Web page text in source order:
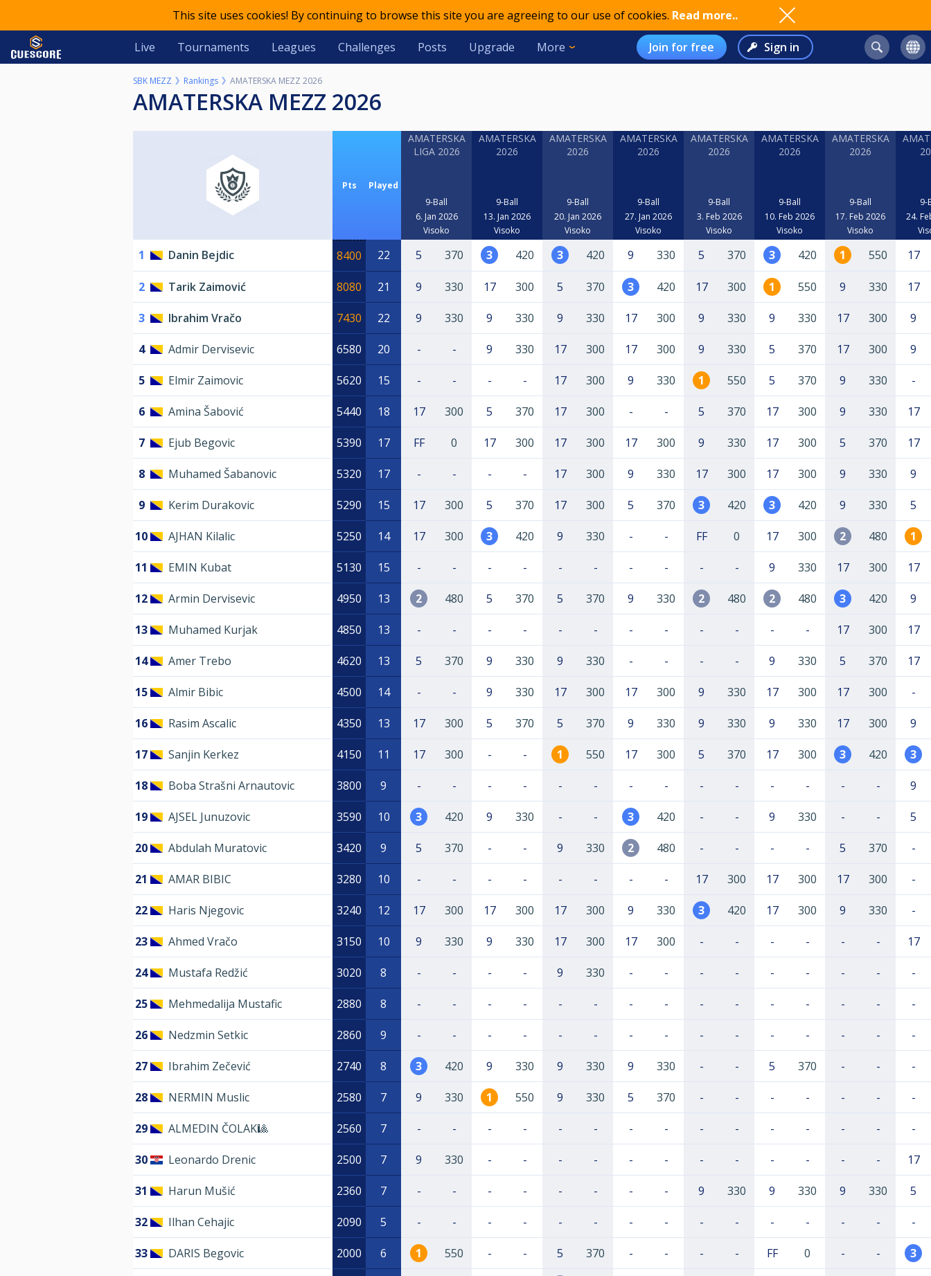
This site uses cookies! By continuing to browse this site you are agreeing to our use of cookies. Read more..
Live Tournaments Leagues Challenges Posts Upgrade More Join for free Sign in
SBK MEZZ Rankings AMATERSKA MEZZ 2026
AMATERSKA MEZZ 2026
Pts Played
AMATERSKA
LIGA 2026
9-Ball
6. Jan 2026
Visoko
AMATERSKA
2026
9-Ball
13. Jan 2026
Visoko
AMATERSKA
2026
9-Ball
20. Jan 2026
Visoko
AMATERSKA
2026
9-Ball
27. Jan 2026
Visoko
AMATERSKA
2026
9-Ball
3. Feb 2026
Visoko
AMATERSKA
2026
9-Ball
10. Feb 2026
Visoko
AMATERSKA
2026
9-Ball
17. Feb 2026
Visoko
9-
24.
1 Danin Bejdic 8400 22 5 370 3 420 3 420 9 330 5 370 3 420 1 550 17
2 Tarik Zaimović 8080 21 9 330 17 300 5 370 3 420 17 300 1 550 9 330 17
3 Ibrahim Vračo 7430 22 9 330 9 330 9 330 17 300 9 330 9 330 17 300 9
4 Admir Dervisevic 6580 20 - - 9 330 17 300 17 300 9 330 5 370 17 300 9
5 Elmir Zaimovic 5620 15 - - - - 17 300 9 330 1 550 5 370 9 330 -
6 Amina Šabović 5440 18 17 300 5 370 17 300 - - 5 370 17 300 9 330 17
7 Ejub Begovic 5390 17 FF 0 17 300 17 300 17 300 9 330 17 300 5 370 17
8 Muhamed Šabanovic 5320 17 - - - - 17 300 9 330 17 300 17 300 9 330 9
9 Kerim Durakovic 5290 15 17 300 5 370 17 300 5 370 3 420 3 420 9 330 5
10 AJHAN Kilalic 5250 14 17 300 3 420 9 330 - - FF 0 17 300 2 480 1
11 EMIN Kubat 5130 15 - - - - - - - - - - 9 330 17 300 17
12 Armin Dervisevic 4950 13 2 480 5 370 5 370 9 330 2 480 2 480 3 420 9
13 Muhamed Kurjak 4850 13 - - - - - - - - - - - - 17 300 17
14 Amer Trebo 4620 13 5 370 9 330 9 330 - - - - 9 330 5 370 17
15 Almir Bibic 4500 14 - - 9 330 17 300 17 300 9 330 17 300 17 300 -
16 Rasim Ascalic 4350 13 17 300 5 370 5 370 9 330 9 330 9 330 17 300 9
17 Sanjin Kerkez 4150 11 17 300 - - 1 550 17 300 5 370 17 300 3 420 3
18 Boba Strašni Arnautovic 3800 9 - - - - - - - - - - - - - - 9
19 AJSEL Junuzovic 3590 10 3 420 9 330 - - 3 420 - - 9 330 - - 5
20 Abdulah Muratovic 3420 9 5 370 - - 9 330 2 480 - - - - 5 370 -
21 AMAR BIBIC 3280 10 - - - - - - - - 17 300 17 300 17 300 -
22 Haris Njegovic 3240 12 17 300 17 300 17 300 9 330 3 420 17 300 9 330 -
23 Ahmed Vračo 3150 10 9 330 9 330 17 300 17 300 - - - - - - 17
24 Mustafa Redžić 3020 8 - - - - 9 330 - - - - - - - - -
25 Mehmedalija Mustafic 2880 8 - - - - - - - - - - - - - - -
26 Nedzmin Setkic 2860 9 - - - - - - - - - - - - - - -
27 Ibrahim Zečević 2740 8 3 420 9 330 9 330 9 330 - - 5 370 - - -
28 NERMIN Muslic 2580 7 9 330 1 550 9 330 5 370 - - - - - - -
29 ALMEDIN ČOLAK🎱 2560 7 - - - - - - - - - - - - - - -
30 Leonardo Drenic 2500 7 9 330 - - - - - - - - - - - - 17
31 Harun Mušić 2360 7 - - - - - - - - 9 330 9 330 9 330 5
32 Ilhan Cehajic 2090 5 - - - - - - - - - - - - - - -
33 DARIS Begovic 2000 6 1 550 - - 5 370 - - - - FF 0 - - 3